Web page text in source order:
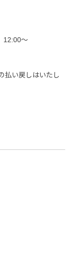
12:00～
払い戻しはいたし